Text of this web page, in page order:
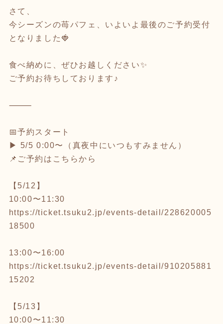
さて、
今シーズンの苺パフェ、いよいよ最後のご予約受付
となりました🍓
食べ納めに、ぜひお越しください✨
ご予約お待ちしております♪
⸻
📅予約スタート
▶︎ 5/5 0:00〜（真夜中にいつもすみません）
📌ご予約はこちらから
【5/12】
10:00〜11:30
https://ticket.tsuku2.jp/events-detail/228620005
18500
13:00〜16:00
https://ticket.tsuku2.jp/events-detail/910205881
15202
【5/13】
10:00〜11:30